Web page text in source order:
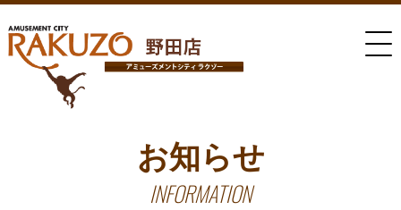
お知らせ
INFORMATION